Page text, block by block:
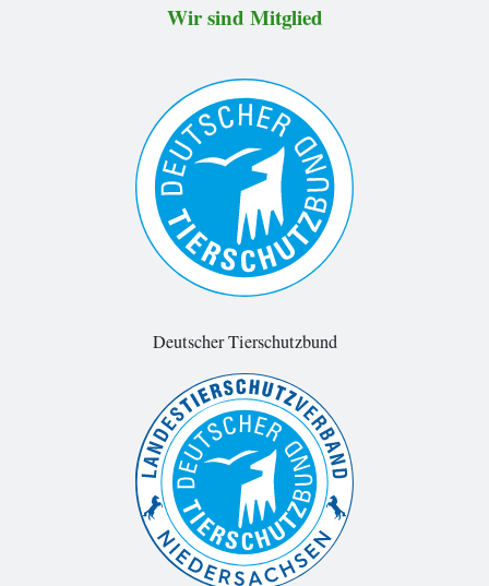
Wir sind Mitglied
Deutscher Tierschutzbund